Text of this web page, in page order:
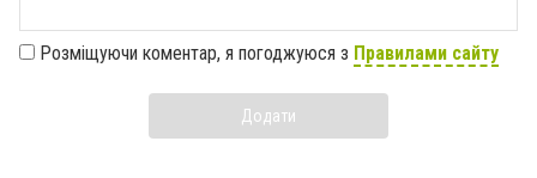
Розміщуючи коментар, я погоджуюся з Правилами сайту
Додати